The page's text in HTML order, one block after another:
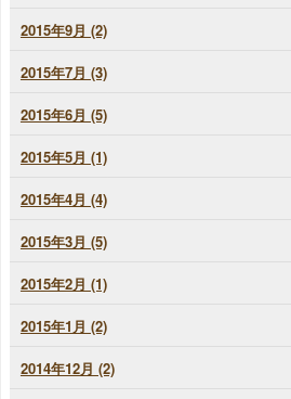
2015年9月 (2)
2015年7月 (3)
2015年6月 (5)
2015年5月 (1)
2015年4月 (4)
2015年3月 (5)
2015年2月 (1)
2015年1月 (2)
2014年12月 (2)